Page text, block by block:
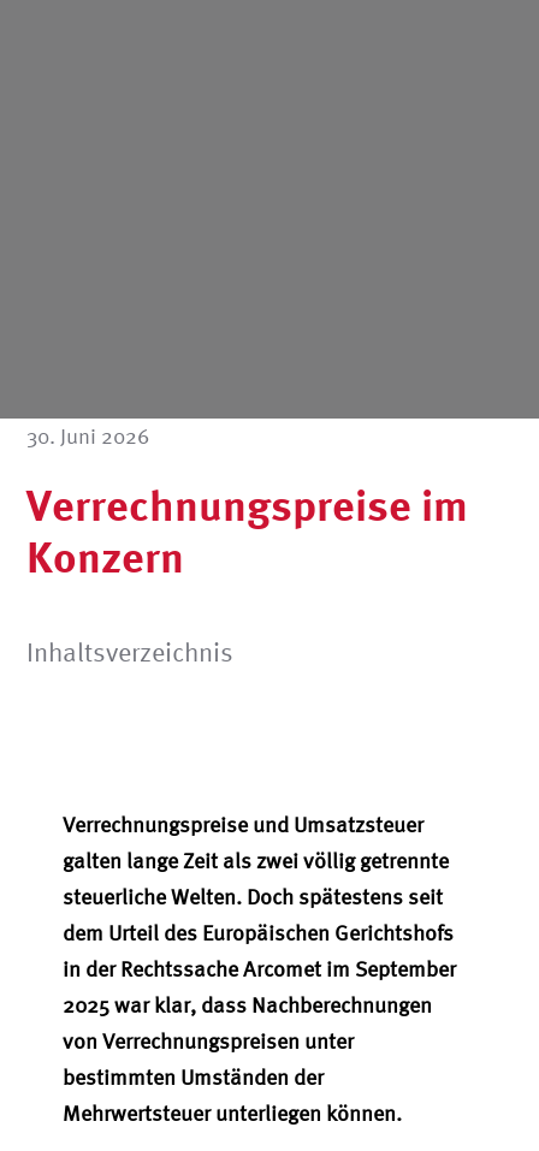
30. Juni 2026
Verrechnungspreise im
Konzern
Inhaltsverzeichnis
Verrechnungspreise und Umsatzsteuer
galten lange Zeit als zwei völlig getrennte
steuerliche Welten. Doch spätestens seit
dem Urteil des Europäischen Gerichtshofs
in der Rechtssache Arcomet im September
2025 war klar, dass Nachberechnungen
von Verrechnungspreisen unter
bestimmten Umständen der
Mehrwertsteuer unterliegen können.